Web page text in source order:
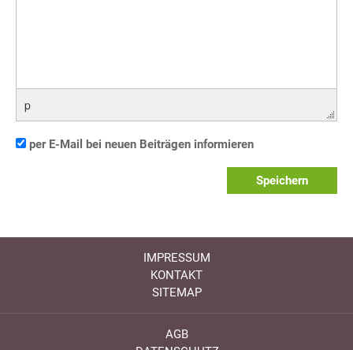
p
per E-Mail bei neuen Beiträgen informieren
Speichern
IMPRESSUM
KONTAKT
SITEMAP
AGB